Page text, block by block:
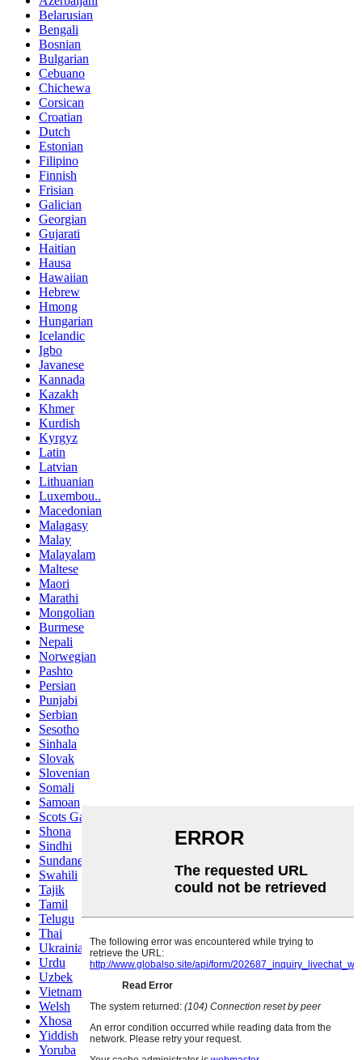
Belarusian
Bengali
Bosnian
Bulgarian
Cebuano
Chichewa
Corsican
Croatian
Dutch
Estonian
Filipino
Finnish
Frisian
Galician
Georgian
Gujarati
Haitian
Hausa
Hawaiian
Hebrew
Hmong
Hungarian
Icelandic
Igbo
Javanese
Kannada
Kazakh
Khmer
Kurdish
Kyrgyz
Latin
Latvian
Lithuanian
Luxembou..
Macedonian
Malagasy
Malay
Malayalam
Maltese
Maori
Marathi
Mongolian
Burmese
Nepali
Norwegian
Pashto
Persian
Punjabi
Serbian
Sesotho
Sinhala
Slovak
Slovenian
Somali
Samoan
Scots Gaelic
Shona
Sindhi
Sundanese
Swahili
Tajik
Tamil
Telugu
Thai
Ukrainian
Urdu
Uzbek
Vietnamese
Welsh
Xhosa
Yiddish
Yoruba